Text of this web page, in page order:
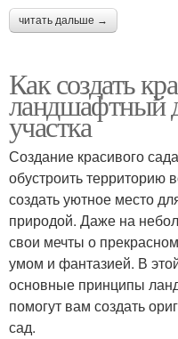
читать дальше →
Как создать
ландшафтный
участка
Создание красивого
обустроить территорию
создать уютное место
природой. Даже на
свои мечты о
умом и фантазией. В
основные принципы
помогут вам создать
сад.